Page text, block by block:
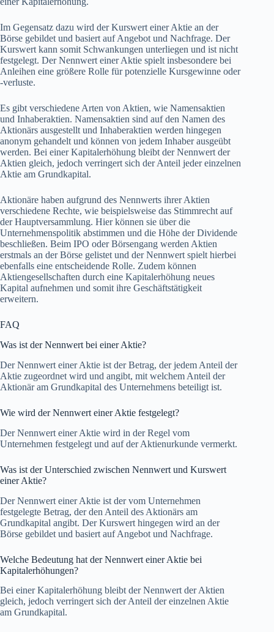
Im Gegensatz dazu wird der Kurswert einer Aktie an der
Börse gebildet und basiert auf Angebot und Nachfrage. Der
Kurswert kann somit Schwankungen unterliegen und ist nicht
festgelegt. Der Nennwert einer Aktie spielt insbesondere bei
Anleihen eine größere Rolle für potenzielle Kursgewinne oder
-verluste.
Es gibt verschiedene Arten von Aktien, wie Namensaktien
und Inhaberaktien. Namensaktien sind auf den Namen des
Aktionärs ausgestellt und Inhaberaktien werden hingegen
anonym gehandelt und können von jedem Inhaber ausgeübt
werden. Bei einer Kapitalerhöhung bleibt der Nennwert der
Aktien gleich, jedoch verringert sich der Anteil jeder einzelnen
Aktie am Grundkapital.
Aktionäre haben aufgrund des Nennwerts ihrer Aktien
verschiedene Rechte, wie beispielsweise das Stimmrecht auf
der Hauptversammlung. Hier können sie über die
Unternehmenspolitik abstimmen und die Höhe der Dividende
beschließen. Beim IPO oder Börsengang werden Aktien
erstmals an der Börse gelistet und der Nennwert spielt hierbei
ebenfalls eine entscheidende Rolle. Zudem können
Aktiengesellschaften durch eine Kapitalerhöhung neues
Kapital aufnehmen und somit ihre Geschäftstätigkeit
erweitern.
FAQ
Was ist der Nennwert bei einer Aktie?
Der Nennwert einer Aktie ist der Betrag, der jedem Anteil der
Aktie zugeordnet wird und angibt, mit welchem Anteil der
Aktionär am Grundkapital des Unternehmens beteiligt ist.
Wie wird der Nennwert einer Aktie festgelegt?
Der Nennwert einer Aktie wird in der Regel vom
Unternehmen festgelegt und auf der Aktienurkunde vermerkt.
Was ist der Unterschied zwischen Nennwert und Kurswert
einer Aktie?
Der Nennwert einer Aktie ist der vom Unternehmen
festgelegte Betrag, der den Anteil des Aktionärs am
Grundkapital angibt. Der Kurswert hingegen wird an der
Börse gebildet und basiert auf Angebot und Nachfrage.
Welche Bedeutung hat der Nennwert einer Aktie bei
Kapitalerhöhungen?
Bei einer Kapitalerhöhung bleibt der Nennwert der Aktien
gleich, jedoch verringert sich der Anteil der einzelnen Aktie
am Grundkapital.